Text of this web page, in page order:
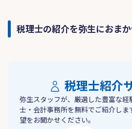
税理士の紹介を弥生におま
税理士紹介
弥生スタッフが、厳選した豊富な経
士・会計事務所を無料でご紹介しま
望をお聞かせください。